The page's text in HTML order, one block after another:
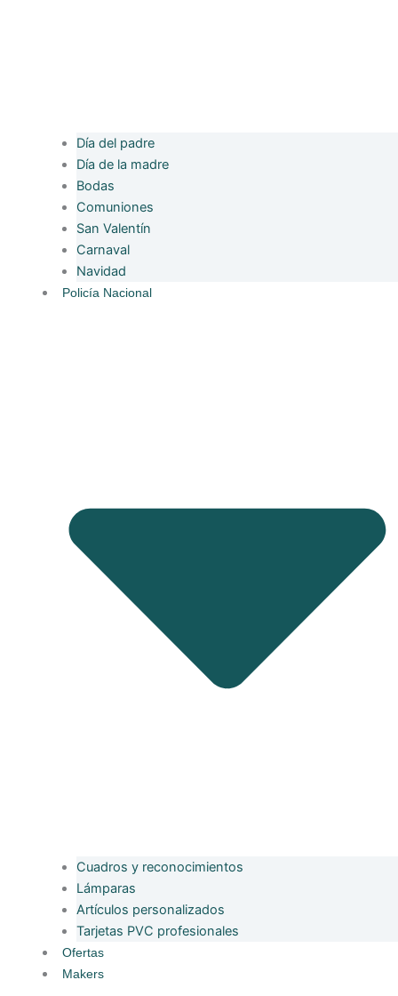
Día del padre
Día de la madre
Bodas
Comuniones
San Valentín
Carnaval
Navidad
Policía Nacional
Cuadros y reconocimientos
Lámparas
Artículos personalizados
Tarjetas PVC profesionales
Ofertas
Makers